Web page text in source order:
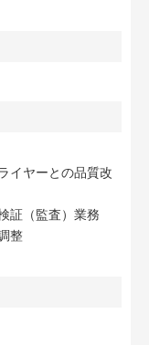
イヤーとの品質改
証（監査）業務
整